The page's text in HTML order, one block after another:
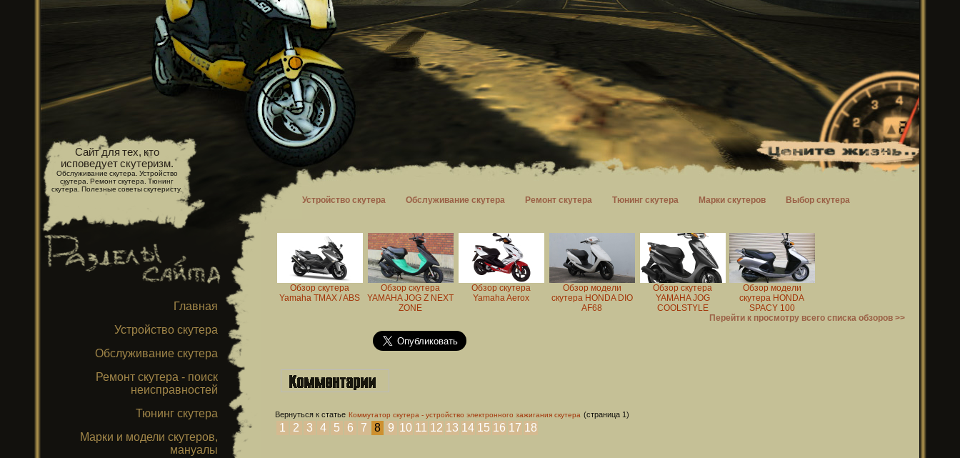
Сайт для тех, кто
исповедует скутеризм.
Обслуживание скутера. Устройство
скутера. Ремонт скутера. Тюнинг
скутера. Полезные советы скутеристу.
Главная
Устройство скутера
Обслуживание скутера
Ремонт скутера - поиск
неисправностей
Тюнинг скутера
Марки и модели скутеров,
мануалы
Устройство скутера Обслуживание скутера Ремонт скутера Тюнинг скутера Марки скутеров Выбор скутера
Обзор скутера
Yamaha TMAX / ABS
Обзор скутера
YAMAHA JOG Z NEXT
ZONE
Обзор скутера
Yamaha Aerox
Обзор модели
скутера HONDA DIO
AF68
Обзор скутера
YAMAHA JOG
COOLSTYLE
Обзор модели
скутера HONDA
SPACY 100
Перейти к просмотру всего списка обзоров >>
Вернуться к статье Коммутатор скутера - устройство электронного зажигания скутера (страница 1)
1 2 3 4 5 6 7 8 9 10 11 12 13 14 15 16 17 18